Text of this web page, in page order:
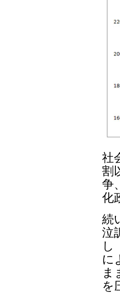
社
割
争
化
続
泣
し
に
ま
を